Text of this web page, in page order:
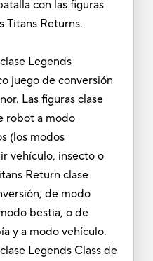
con las figuras
Titans Returns.
Legends
juego de conversión
Las figuras clase
robot a modo
(los modos
vehículo, insecto o
Return clase
de modo
bestia, o de
y a modo vehículo.
Legends Class de